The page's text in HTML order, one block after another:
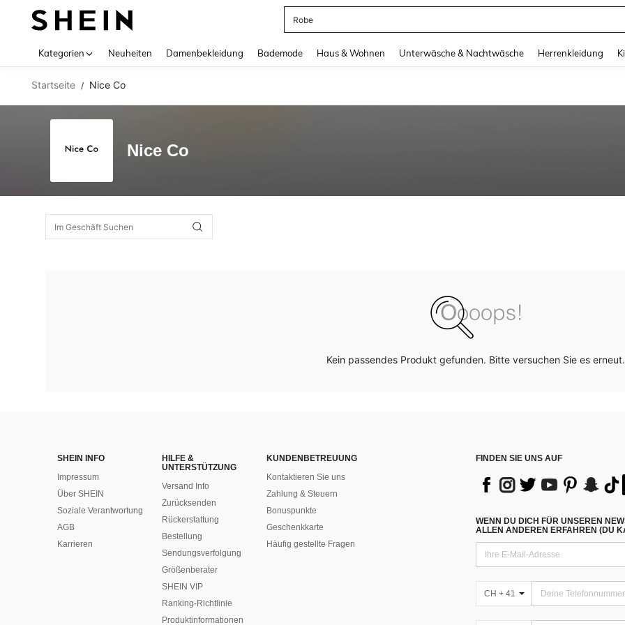
Robe
Kategorien Neuheiten Damenbekleidung Bademode Haus & Wohnen Unterwäsche & Nachtwäsche Herrenkleidung
Startseite / Nice Co
Nice Co
Kein passendes Produkt gefunden. Bitte versuchen Sie es erneut.
SHEIN INFO
Impressum
Über SHEIN
Soziale Verantwortung
AGB
Karrieren
HILFE &
UNTERSTÜTZUNG
Versand Info
Zurücksenden
Rückerstattung
Bestellung
Sendungsverfolgung
Größenberater
SHEIN VIP
Ranking-Richtlinie
​Produktinformationen
KUNDENBETREUUNG
Kontaktieren Sie uns
Zahlung & Steuern
Bonuspunkte
Geschenkkarte
Häufig gestellte Fragen
FINDEN SIE UNS AUF
WENN DU DICH FÜR UNSEREN
ALLEN ANDEREN ERFAHREN (DU
CH + 41